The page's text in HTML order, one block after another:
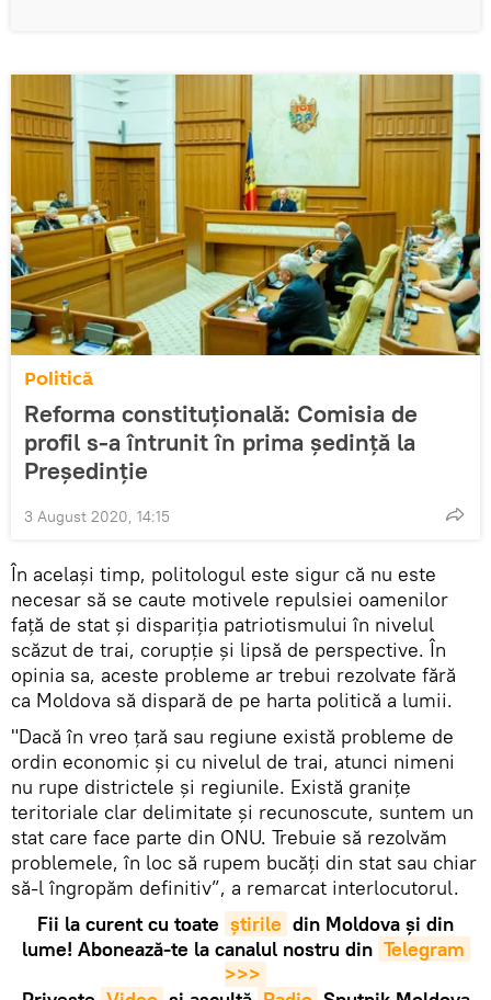
Politică
Reforma constituțională: Comisia de
profil s-a întrunit în prima ședință la
Președinție
3 August 2020, 14:15
În același timp, politologul este sigur că nu este
necesar să se caute motivele repulsiei oamenilor
față de stat și dispariția patriotismului în nivelul
scăzut de trai, corupție și lipsă de perspective. În
opinia sa, aceste probleme ar trebui rezolvate fără
ca Moldova să dispară de pe harta politică a lumii.
"Dacă în vreo țară sau regiune există probleme de
ordin economic și cu nivelul de trai, atunci nimeni
nu rupe districtele și regiunile. Există granițe
teritoriale clar delimitate și recunoscute, suntem un
stat care face parte din ONU. Trebuie să rezolvăm
problemele, în loc să rupem bucăți din stat sau chiar
să-l îngropăm definitiv”, a remarcat interlocutorul.
Fii la curent cu toate știrile din Moldova și din
lume! Abonează-te la canalul nostru din Telegram
>>>